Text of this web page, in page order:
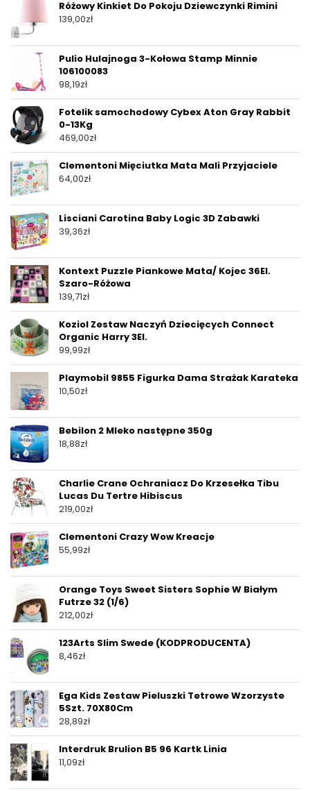
Różowy Kinkiet Do Pokoju Dziewczynki Rimini
139,00zł
Pulio Hulajnoga 3-Kołowa Stamp Minnie
106100083
98,19zł
Fotelik samochodowy Cybex Aton Gray Rabbit
0-13Kg
469,00zł
Clementoni Mięciutka Mata Mali Przyjaciele
64,00zł
Lisciani Carotina Baby Logic 3D Zabawki
39,36zł
Kontext Puzzle Piankowe Mata/ Kojec 36El.
Szaro-Różowa
139,71zł
Koziol Zestaw Naczyń Dziecięcych Connect
Organic Harry 3El.
99,99zł
Playmobil 9855 Figurka Dama Strażak Karateka
10,50zł
Bebilon 2 Mleko następne 350g
18,88zł
Charlie Crane Ochraniacz Do Krzesełka Tibu
Lucas Du Tertre Hibiscus
219,00zł
Clementoni Crazy Wow Kreacje
55,99zł
Orange Toys Sweet Sisters Sophie W Białym
Futrze 32 (1/6)
212,00zł
123Arts Slim Swede (KODPRODUCENTA)
8,46zł
Ega Kids Zestaw Pieluszki Tetrowe Wzorzyste
5Szt. 70X80Cm
28,89zł
Interdruk Brulion B5 96 Kartk Linia
11,09zł